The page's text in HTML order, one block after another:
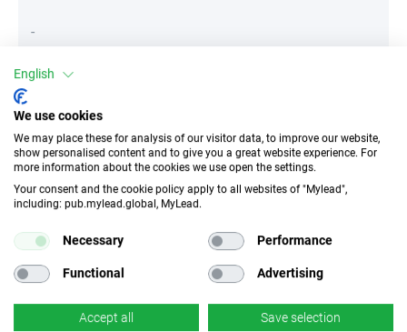
-
Attribute
||Geräte||
Mobile Geräte
Desktop Tablet
Unerlaubter
4513.22 EUR
English
We use cookies
We may place these for analysis of our visitor data, to improve our website,
show personalised content and to give you a great website experience. For
more information about the cookies we use open the settings.
Your consent and the cookie policy apply to all websites of "Mylead",
including: pub.mylead.global, MyLead.
Necessary Performance
Functional Advertising
Accept all Save selection